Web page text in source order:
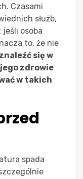
Czasami
służb,
osoba
to, że nie
się w
zdrowie
w takich
spada